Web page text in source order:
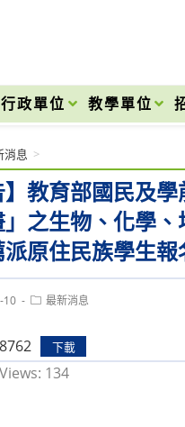
行政單位 教學單位
】教育部國民及
之生物、化學
原住民族學生報
消息 >
10
Post最新消息
下載
134